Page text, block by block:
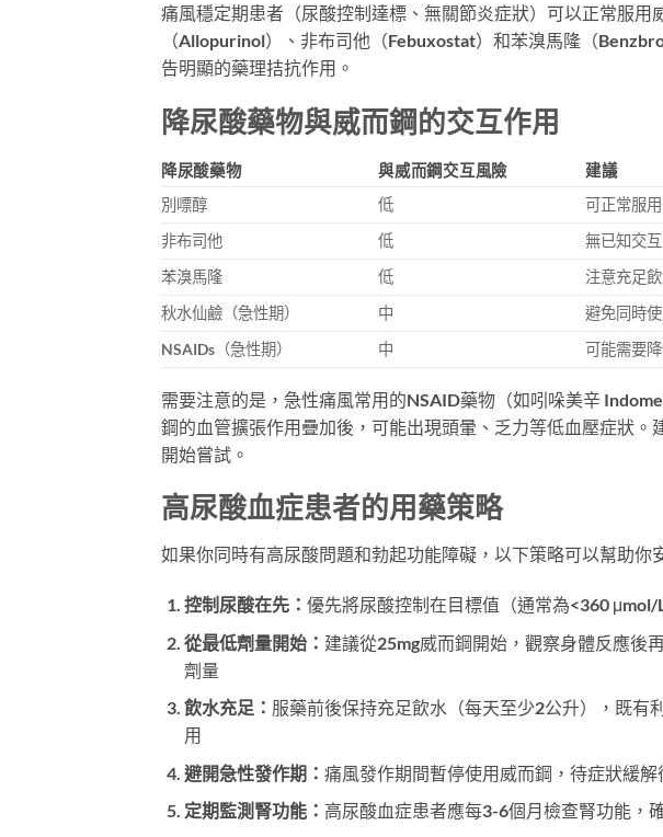
痛風穩定期患者（尿酸控制達標、無關節炎症狀）可以正常服用
（Allopurinol）、非布司他（Febuxostat）和苯溴馬隆（
告明顯的藥理拮抗作用。
降尿酸藥物與威而鋼的交互作用
降尿酸藥物 與威而鋼交互風險
建議
別嘌醇
低
可正常服
非布司他
低
無已知交
苯溴馬隆
低
注意充足
秋水仙鹼（急性期）
中
避免同時
NSAIDs（急性期）
中 可能需要
需要注意的是，急性痛風常用的NSAID藥物（如吲哚美辛
鋼的血管擴張作用疊加後，可能出現頭暈、乏力等低血壓症狀。
開始嘗試。
高尿酸血症患者的用藥策略
如果你同時有高尿酸問題和勃起功能障礙，以下策略可以幫助你
控制尿酸在先： 優先將尿酸控制在目標值（通常為<360
從最低劑量開始： 建議從25mg威而鋼開始，觀察身體反應後
劑量
飲水充足： 服藥前後保持充足飲水（每天至少2公升），既有
用
避開急性發作期： 痛風發作期間暫停使用威而鋼，待症狀緩解
定期監測腎功能： 高尿酸血症患者應每3-6個月檢查腎功能，